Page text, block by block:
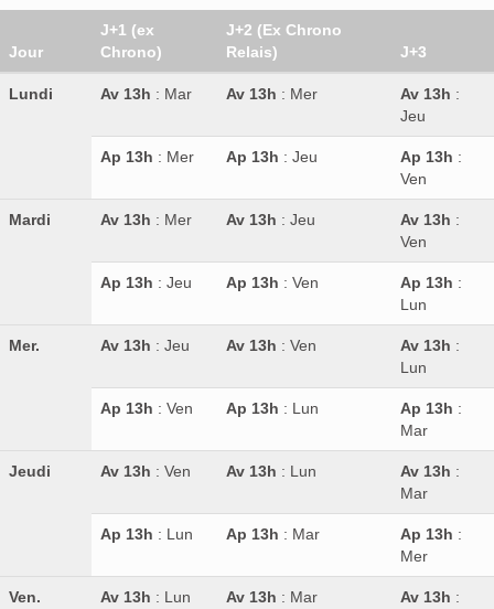
Jour
J+1 (ex
Chrono)
J+2 (Ex Chrono
Relais)
J+3
Lundi Av 13h : Mar Av 13h : Mer Av 13h :
Jeu
Ap 13h : Mer Ap 13h : Jeu Ap 13h :
Ven
Mardi Av 13h : Mer Av 13h : Jeu Av 13h :
Ven
Ap 13h : Jeu Ap 13h : Ven Ap 13h :
Lun
Mer. Av 13h : Jeu Av 13h : Ven Av 13h :
Lun
Ap 13h : Ven Ap 13h : Lun Ap 13h :
Mar
Jeudi Av 13h : Ven Av 13h : Lun Av 13h :
Mar
Ap 13h : Lun Ap 13h : Mar Ap 13h :
Mer
Ven. Av 13h : Lun Av 13h : Mar Av 13h :